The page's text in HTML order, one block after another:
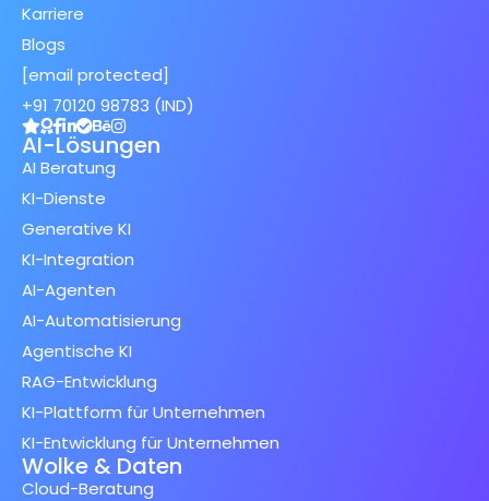
Karriere
Blogs
[email protected]
+91 70120 98783 (IND)
AI-Lösungen
AI Beratung
KI-Dienste
Generative KI
KI-Integration
AI-Agenten
AI-Automatisierung
Agentische KI
RAG-Entwicklung
KI-Plattform für Unternehmen
KI-Entwicklung für Unternehmen
Wolke & Daten
Cloud-Beratung